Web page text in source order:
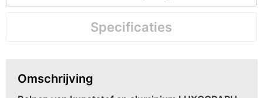
Specificaties
Omschrijving